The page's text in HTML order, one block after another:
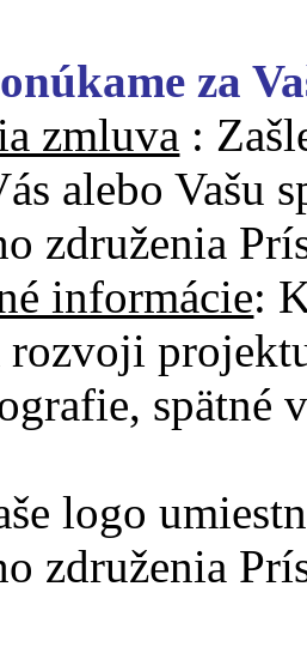
za
zmluva :
alebo
združenia
informácie:
spätné
logo
združenia